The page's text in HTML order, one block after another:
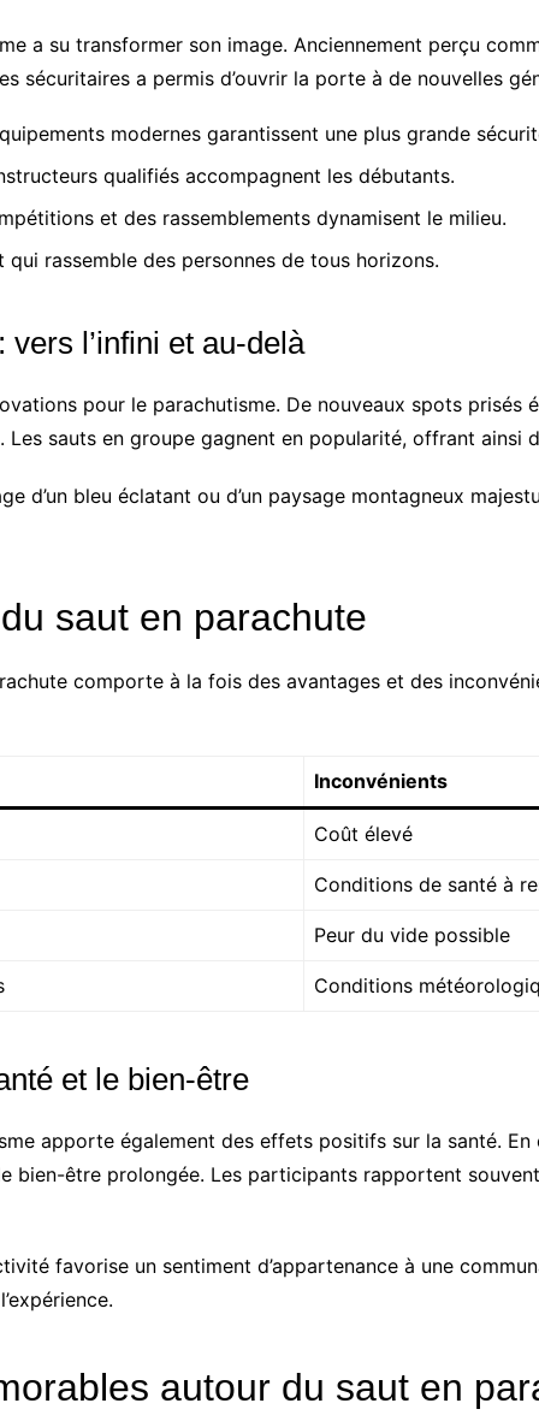
a su transformer son image. Anciennement perçu
sécuritaires a permis d’ouvrir la porte à de nouvelles
modernes garantissent une plus grande
qualifiés accompagnent les débutants.
et des rassemblements dynamisent le milieu.
qui rassemble des personnes de tous horizons.
l’infini et au-delà
pour le parachutisme. De nouveaux spots
Les sauts en groupe gagnent en popularité, offrant ainsi
d’un bleu éclatant ou d’un paysage montagneux
saut en parachute
comporte à la fois des avantages et des
Inconvénients
Coût élevé
Conditions de santé à
Peur du vide possible
Conditions
et le bien-être
apporte également des effets positifs sur la santé.
bien-être prolongée. Les participants rapportent
favorise un sentiment d’appartenance à une
autour du saut en